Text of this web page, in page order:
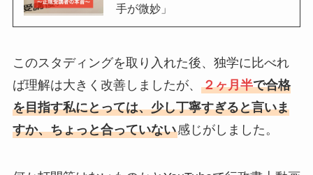
手が微妙」
このスタディングを取り入れた後、独学に比べれ
ば理解は大きく改善しましたが、 ２ヶ月半で合格
を目指す私にとっては、少し丁寧すぎると言いま
すか、ちょっと合っていない感じがしました。